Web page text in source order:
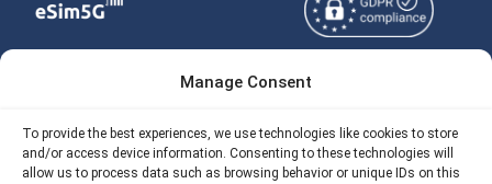
Manage Consent
To provide the best experiences, we use technologies like cookies to store
and/or access device information. Consenting to these technologies will
allow us to process data such as browsing behavior or unique IDs on this
Your Tickets
免费eSIM流量计算器
Copyright © 2026
使用条款